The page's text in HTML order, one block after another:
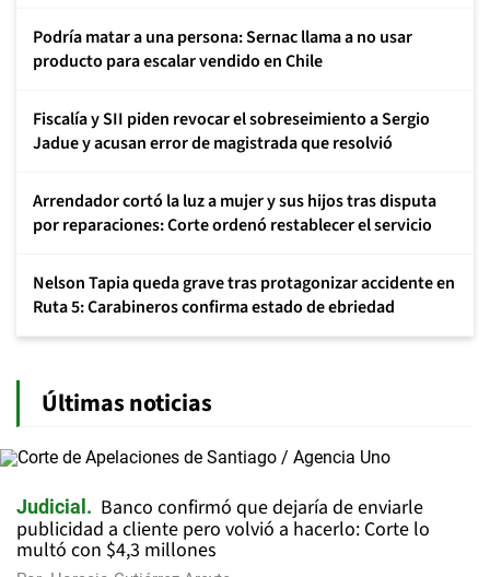
Podría matar a una persona: Sernac llama a no usar
producto para escalar vendido en Chile
Fiscalía y SII piden revocar el sobreseimiento a Sergio
Jadue y acusan error de magistrada que resolvió
Arrendador cortó la luz a mujer y sus hijos tras disputa
por reparaciones: Corte ordenó restablecer el servicio
Nelson Tapia queda grave tras protagonizar accidente en
Ruta 5: Carabineros confirma estado de ebriedad
Últimas noticias
Judicial
Banco confirmó que dejaría de enviarle
publicidad a cliente pero volvió a hacerlo: Corte lo
multó con $4,3 millones